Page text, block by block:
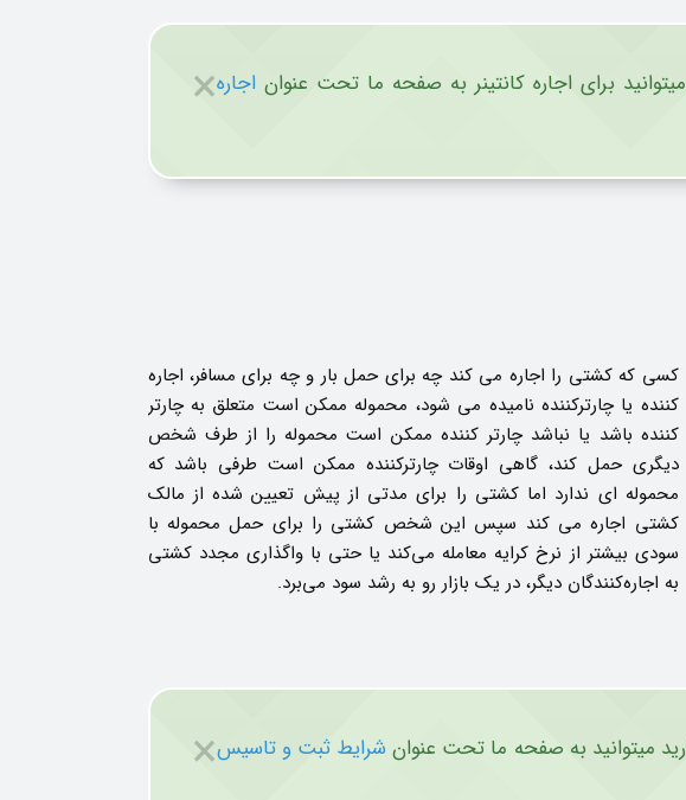
× برای اجاره کانتینر به صفحه ما تحت عنوان اجاره
کسی که کشتی را اجاره می کند چه برای حمل بار و چه برای مسافر، اجاره
کننده یا چارترکننده نامیده می شود، محموله ممکن است متعلق به چارتر
کننده باشد یا نباشد چارتر کننده ممکن است محموله را از طرف شخص
دیگری حمل کند، گاهی اوقات چارترکننده ممکن است طرفی باشد که
محموله ای ندارد اما کشتی را برای مدتی از پیش تعیین شده از مالک
کشتی اجاره می کند سپس این شخص کشتی را برای حمل محموله با
سودی بیشتر از نرخ کرایه معامله می‌کند یا حتی با واگذاری مجدد کشتی
به اجاره‌کنندگان دیگر، در یک بازار رو به رشد سود می‌برد.
× میتوانید به صفحه ما تحت عنوانشرایط ثبت و تاسیس